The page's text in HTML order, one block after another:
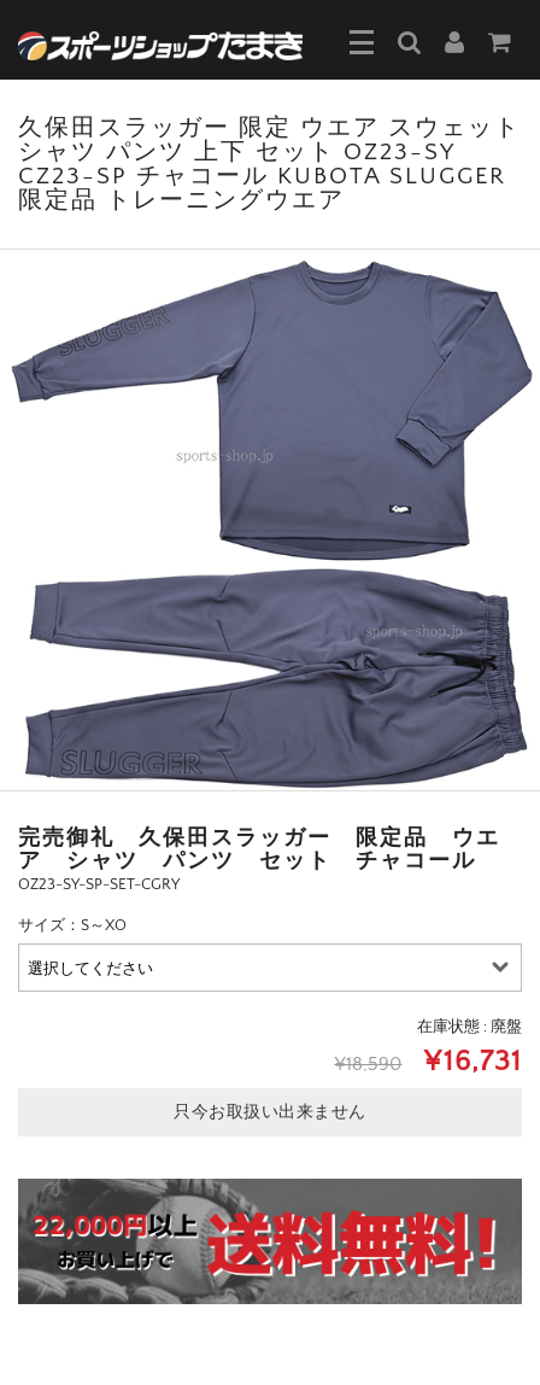
久保田スラッガー 限定 ウエア スウェット
シャツ パンツ 上下 セット OZ23-SY
CZ23-SP チャコール KUBOTA SLUGGER
限定品 トレーニングウエア
完売御礼 久保田スラッガー 限定品 ウエ
ア シャツ パンツ セット チャコール
OZ23-SY-SP-SET-CGRY
サイズ：S～XO
在庫状態 : 廃盤
¥18,590 ¥16,731
只今お取扱い出来ません